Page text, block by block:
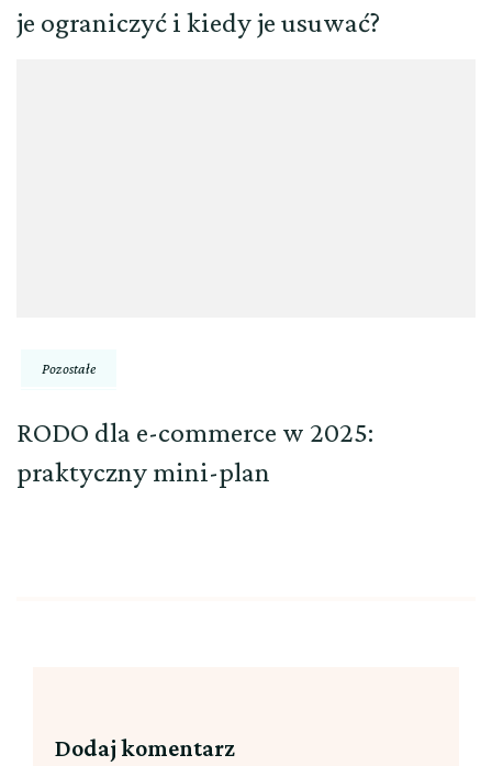
je ograniczyć i kiedy je usuwać?
Pozostałe
RODO dla e-commerce w 2025:
praktyczny mini-plan
Dodaj komentarz